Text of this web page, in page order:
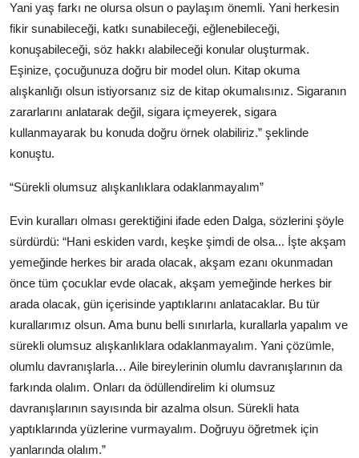
Yani yaş farkı ne olursa olsun o paylaşım önemli. Yani herkesin
fikir sunabileceği, katkı sunabileceği, eğlenebileceği,
konuşabileceği, söz hakkı alabileceği konular oluşturmak.
Eşinize, çocuğunuza doğru bir model olun. Kitap okuma
alışkanlığı olsun istiyorsanız siz de kitap okumalısınız. Sigaranın
zararlarını anlatarak değil, sigara içmeyerek, sigara
kullanmayarak bu konuda doğru örnek olabiliriz.” şeklinde
konuştu.
“Sürekli olumsuz alışkanlıklara odaklanmayalım”
Evin kuralları olması gerektiğini ifade eden Dalga, sözlerini şöyle
sürdürdü: “Hani eskiden vardı, keşke şimdi de olsa... İşte akşam
yemeğinde herkes bir arada olacak, akşam ezanı okunmadan
önce tüm çocuklar evde olacak, akşam yemeğinde herkes bir
arada olacak, gün içerisinde yaptıklarını anlatacaklar. Bu tür
kurallarımız olsun. Ama bunu belli sınırlarla, kurallarla yapalım ve
sürekli olumsuz alışkanlıklara odaklanmayalım. Yani çözümle,
olumlu davranışlarla… Aile bireylerinin olumlu davranışlarının da
farkında olalım. Onları da ödüllendirelim ki olumsuz
davranışlarının sayısında bir azalma olsun. Sürekli hata
yaptıklarında yüzlerine vurmayalım. Doğruyu öğretmek için
yanlarında olalım.”